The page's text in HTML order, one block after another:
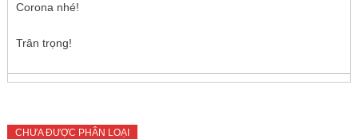
Corona nhé!
Trân trọng!
CHƯA ĐƯỢC PHÂN LOẠI